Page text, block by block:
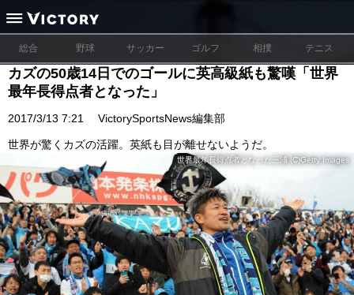
総合 野球 サッカー ゴルフ 相撲 テニス
カズの50歳14日でのゴールに英高級紙も驚嘆「世界
最年長得点者となった」
2017/3/13 7:21 VictorySportsNews編集部
世界が驚くカズの活躍。英紙も目が離せないようだ。
世界最年長得点者となった三浦 (C)Getty Images